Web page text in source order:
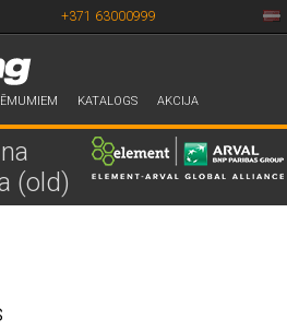
+371 63000999
KATALOGS AKCIJA
(old)